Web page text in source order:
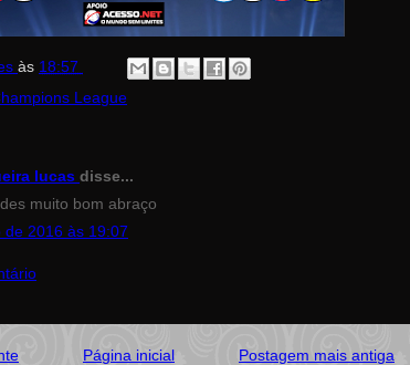
às 18:57
League
lucas disse...
muito bom abraço
de 2016 às 19:07
Postagem mais antiga
Página inicial